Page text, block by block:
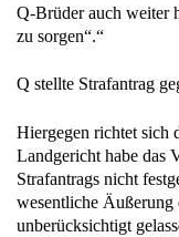
Q-Brüder auch weiter
zu sorgen“.“
Q stellte Strafantrag
Hiergegen richtet sich
Landgericht habe das
Strafantrags nicht
wesentliche Äußerung
unberücksichtigt